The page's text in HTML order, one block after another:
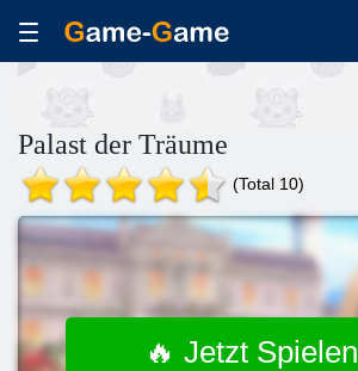
Palast der Träume
(Total 10)
🔥 Jetzt Spielen